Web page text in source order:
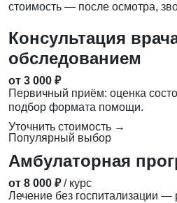
стоимость — после осмотра,
Консультация
обследованием
от 3 000 ₽
Первичный приём: оценка
подбор формата помощи.
Уточнить стоимость →
Популярный выбор
Амбулаторная
от 8 000 ₽ / курс
Лечение без госпитализации —